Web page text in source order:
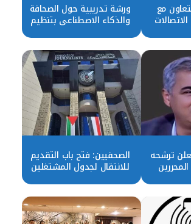
مع ورشة تدريبية حول الصحافة
والذكاء الاصطناعي بتنظيم
ترشحه الصحفيين: فتح باب التقديم
للانتقال لجدول المشتغلين